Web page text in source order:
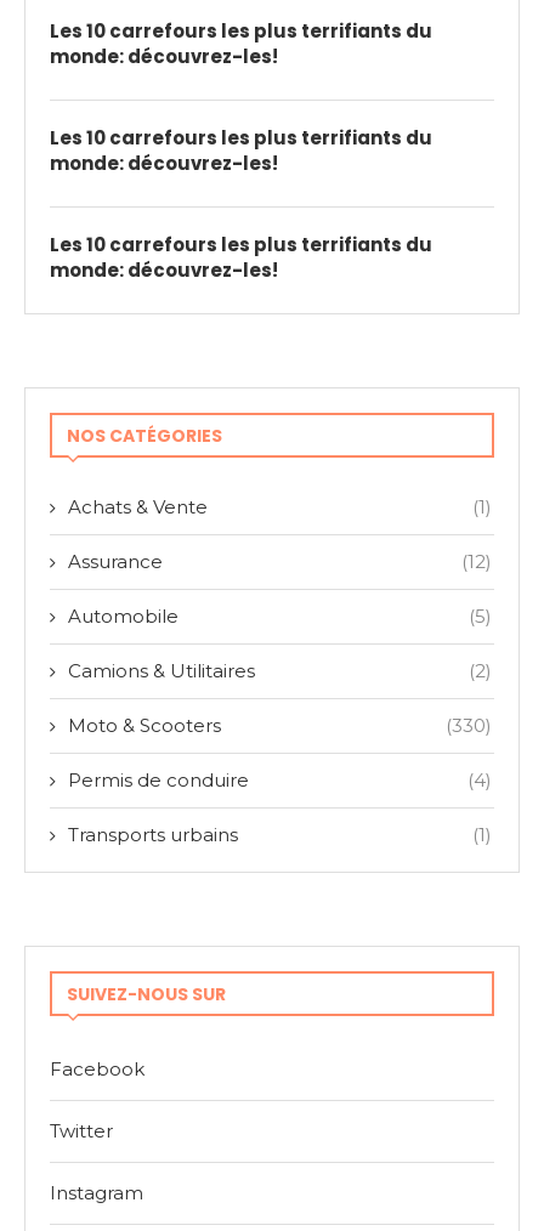
Les 10 carrefours les plus terrifiants du
monde: découvrez-les!
Les 10 carrefours les plus terrifiants du
monde: découvrez-les!
Les 10 carrefours les plus terrifiants du
monde: découvrez-les!
NOS CATÉGORIES
Achats & Vente (1)
Assurance (12)
Automobile (5)
Camions & Utilitaires (2)
Moto & Scooters (330)
Permis de conduire (4)
Transports urbains (1)
SUIVEZ-NOUS SUR
Facebook
Twitter
Instagram